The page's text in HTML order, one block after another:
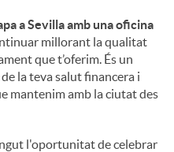
a Sevilla amb una oficina
millorant la qualitat
que t’oferim. És un
la teva salut financera i
mantenim amb la ciutat des
l'oportunitat de celebrar